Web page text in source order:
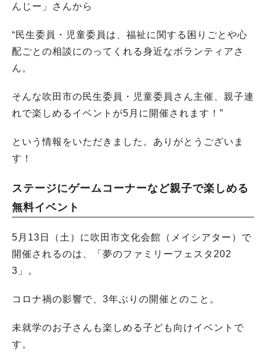
んじー」さんから
“民生委員・児童委員は、福祉に関する困りごとや心
配ごとの相談にのってくれる身近なボランティアさ
ん。
そんな吹田市の民生委員・児童委員さん主催、親子連
れで楽しめるイベントが5月に開催されます！”
という情報をいただきました。ありがとうございま
す！
ステージにゲームコーナーなど親子で楽しめる
無料イベント
5月13日（土）に吹田市文化会館（メイシアター）で
開催されるのは、「夢のファミリーフェスタ202
3」。
コロナ禍の影響で、3年ぶりの開催とのこと。
未就学のお子さんも楽しめる子ども向けイベントで
す。